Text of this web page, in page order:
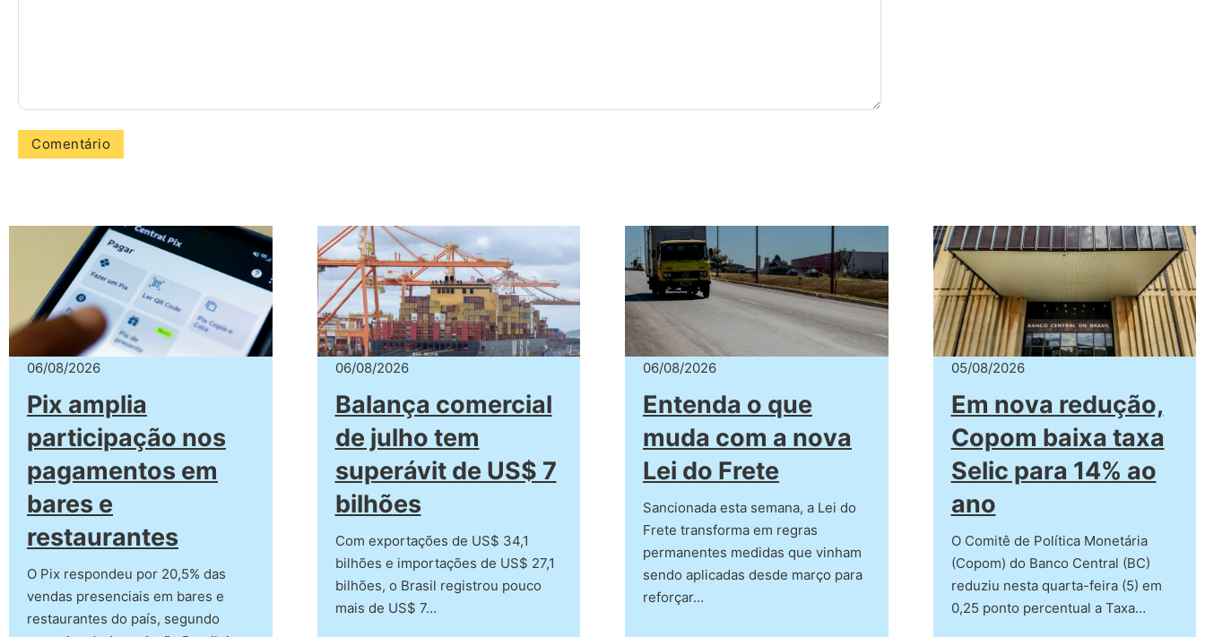
06/08/2026
Pix amplia
participação nos
pagamentos em
bares e
restaurantes
O Pix respondeu por 20,5% das
vendas presenciais em bares e
restaurantes do país, segundo
06/08/2026
Balança comercial
de julho tem
superávit de US$ 7
bilhões
Com exportações de US$ 34,1
bilhões e importações de US$ 27,1
bilhões, o Brasil registrou pouco
mais de US$ 7…
06/08/2026
Entenda o que
muda com a nova
Lei do Frete
Sancionada esta semana, a Lei do
Frete transforma em regras
permanentes medidas que vinham
sendo aplicadas desde março para
reforçar…
05/08/2026
Em nova redução,
Copom baixa taxa
Selic para 14% ao
ano
O Comitê de Política Monetária
(Copom) do Banco Central (BC)
reduziu nesta quarta-feira (5) em
0,25 ponto percentual a Taxa…